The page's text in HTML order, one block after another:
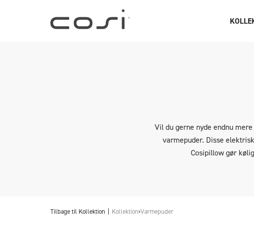
Vil du gerne nyde endnu
varmepuder. Disse
Cosipillow gør
Tilbage til Kollektion Kollektion›Varmepuder